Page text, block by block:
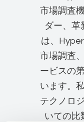
市場調査
ダー、革
は、
市場調査
ービスの
います。
テクノロ
いての比